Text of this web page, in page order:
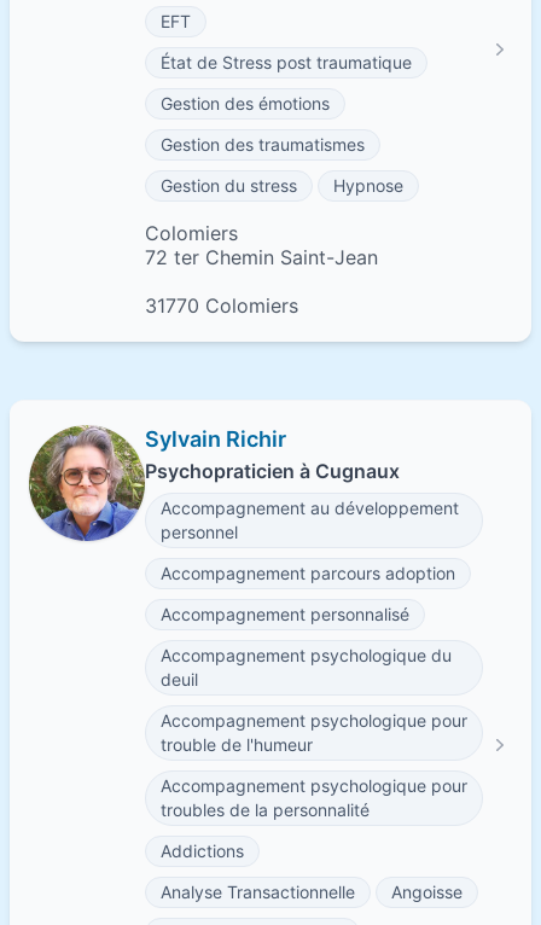
EFT
État de Stress post traumatique
Gestion des émotions
Gestion des traumatismes
Gestion du stress
Hypnose
Colomiers
72 ter Chemin Saint-Jean
31770 Colomiers
Sylvain Richir
Psychopraticien à Cugnaux
Accompagnement au développement
personnel
Accompagnement parcours adoption
Accompagnement personnalisé
Accompagnement psychologique du
deuil
Accompagnement psychologique pour
trouble de l'humeur
Accompagnement psychologique pour
troubles de la personnalité
Addictions
Analyse Transactionnelle
Angoisse